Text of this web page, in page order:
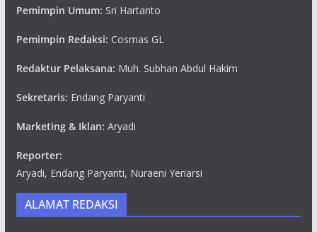
Pemimpin Umum: Sri Hartanto
Pemimpin Redaksi: Cosmas GL
Redaktur Pelaksana: Muh. Subhan Abdul Hakim
Sekretaris: Endang Paryanti
Marketing & Iklan: Aryadi
Reporter:
Aryadi, Endang Paryanti, Nuraeni Yeriarsi
ALAMAT REDAKSI